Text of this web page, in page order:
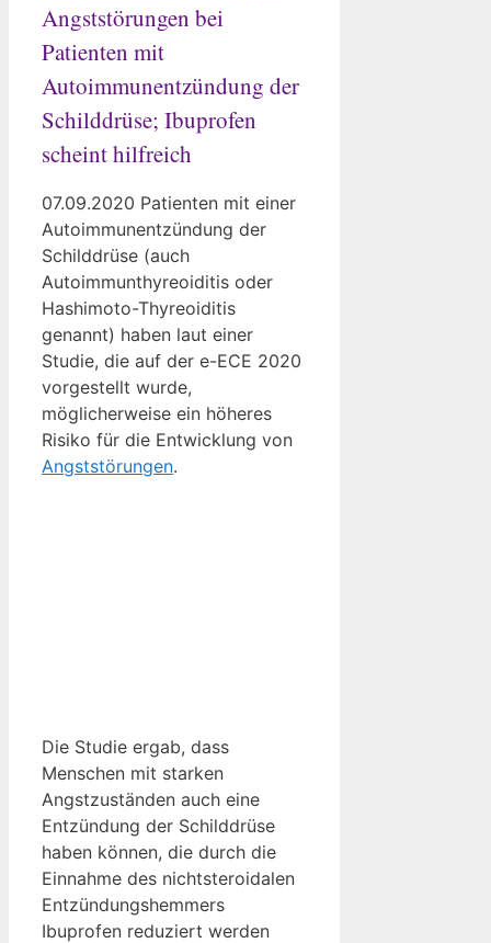
Angststörungen bei
Patienten mit
Autoimmunentzündung der
Schilddrüse; Ibuprofen
scheint hilfreich
07.09.2020 Patienten mit einer
Autoimmunentzündung der
Schilddrüse (auch
Autoimmunthyreoiditis oder
Hashimoto-Thyreoiditis
genannt) haben laut einer
Studie, die auf der e-ECE 2020
vorgestellt wurde,
möglicherweise ein höheres
Risiko für die Entwicklung von
Angststörungen.
Die Studie ergab, dass
Menschen mit starken
Angstzuständen auch eine
Entzündung der Schilddrüse
haben können, die durch die
Einnahme des nichtsteroidalen
Entzündungshemmers
Ibuprofen reduziert werden